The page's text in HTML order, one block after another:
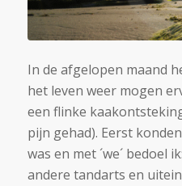
In de afgelopen maand
het leven weer mogen
een flinke
pijn gehad). Eerst
was en met ´we´ bedoel
andere tandarts en